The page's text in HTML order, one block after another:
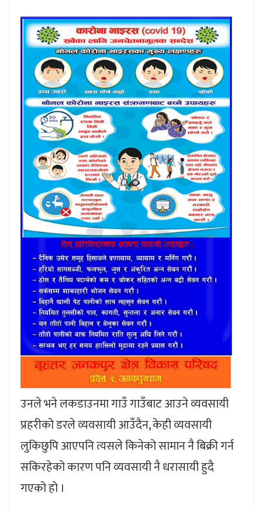
उनले भने लकडाउनमा गाउँ गाउँबाट आउने व्यवसायी
प्रहरीको डरले व्यवसायी आउँदैन, केही व्यवसायी
लुकिछुपि आएपनि त्यसले किनेको सामान नै बिक्री गर्न
सकिरहेको कारण पनि व्यवसायी नै धरासायी हुदै
गएको हो ।